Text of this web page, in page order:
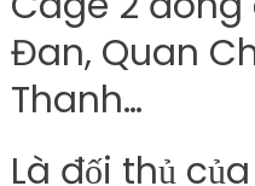
Đan, Quan
Thanh…
Là đối thủ